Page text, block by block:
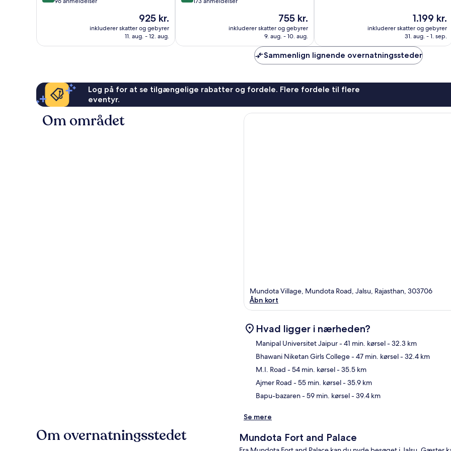
anmeldelser
Prisen
er
925 kr.
925 kr.
inkluderer skatter og gebyrer
11. aug. - 12. aug.
anmeldelser
Prisen
er
755 kr.
755 kr.
inkluderer skatter og gebyrer
9. aug. - 10. aug.
Prisen
er
1.199 kr.
1.199 kr.
inkluderer skatter og gebyrer
31. aug. - 1. sep.
Sammenlign lignende overnatningssteder
Log på for at se tilgængelige rabatter og fordele. Flere fordele til flere
eventyr.
Om området
Mundota Village, Mundota Road, Jalsu, Rajasthan, 303706
Åbn kort
Hvad ligger i nærheden?
Manipal Universitet Jaipur- 41 min. kørsel- 32.3 km
Bhawani Niketan Girls College- 47 min. kørsel- 32.4 km
M.I. Road - 54 min. kørsel- 35.5 km
Ajmer Road - 55 min. kørsel- 35.9 km
Bapu-bazaren- 59 min. kørsel- 39.4 km
Se mere
Om overnatningsstedet Mundota Fort and Palace